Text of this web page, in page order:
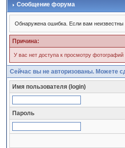
Сообщение форума
Обнаружена ошибка. Если вам
Причина:
У вас нет доступа к просмотру
Сейчас вы не авторизованы. Можете
Имя пользователя (login)
Пароль